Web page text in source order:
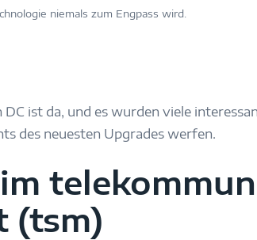
niemals zum Engpass wird.
ist da, und es wurden viele
des neuesten Upgrades werfen.
(tsm)